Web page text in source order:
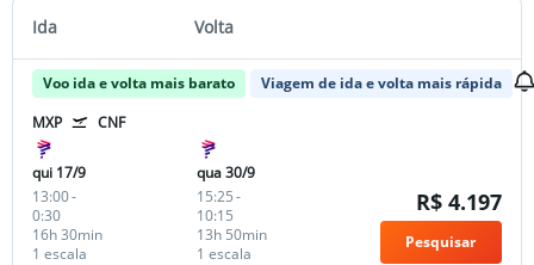
Ida Volta
Voo ida e volta mais barato
Viagem de ida e volta mais rápida
MXP
CNF
qui 17/9
13:00-
0:30
1 escala
16h 30min
qua 30/9
15:25-
10:15
1 escala
13h 50min
R$ 4.197
Pesquisar